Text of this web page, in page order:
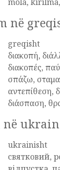
në
greqisht
διακοπή,
διακοπές,
σπάζω,
αντεπίθεση,
διάσπαση,
në
ukrainisht
святковий,